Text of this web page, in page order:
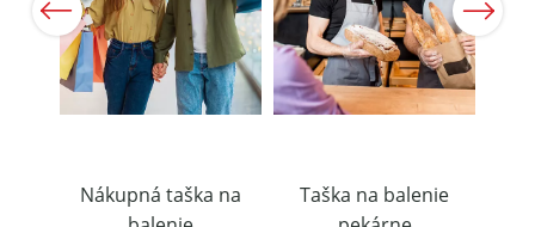
Previous
Nákupná taška na
Taška na balenie
Next